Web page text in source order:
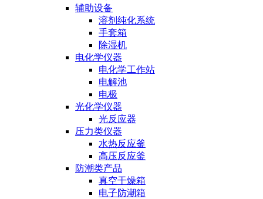
辅助设备
溶剂纯化系统
手套箱
除湿机
电化学仪器
电化学工作站
电解池
电极
光化学仪器
光反应器
压力类仪器
水热反应釜
高压反应釜
防潮类产品
真空干燥箱
电子防潮箱